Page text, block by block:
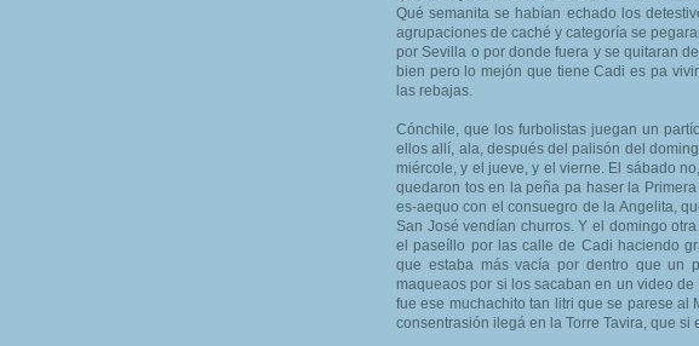
Qué semanita se habían echado los
agrupaciones de caché y categoría se
por Sevilla o por donde fuera y se quitaran
bien pero lo mejón que tiene Cadi es pa
las rebajas.
Cónchile, que los furbolistas juegan un
ellos allí, ala, después del palisón del
miércole, y el jueve, y el vierne. El sábado
quedaron tos en la peña pa haser la
es-aequo con el consuegro de la Angelita,
San José vendían churros. Y el domingo
el paseíllo por las calle de Cadi haciendo
que estaba más vacía por dentro que un
maqueaos por si los sacaban en un video
fue ese muchachito tan litri que se parese al
consentrasión ilegá en la Torre Tavira, que